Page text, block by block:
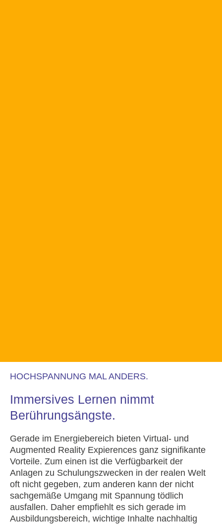
HOCHSPANNUNG MAL ANDERS.
Immersives Lernen nimmt
Berührungsängste.
Gerade im Energiebereich bieten Virtual- und
Augmented Reality Expierences ganz signifikante
Vorteile. Zum einen ist die Verfügbarkeit der
Anlagen zu Schulungszwecken in der realen Welt
oft nicht gegeben, zum anderen kann der nicht
sachgemäße Umgang mit Spannung tödlich
ausfallen. Daher empfiehlt es sich gerade im
Ausbildungsbereich, wichtige Inhalte nachhaltig